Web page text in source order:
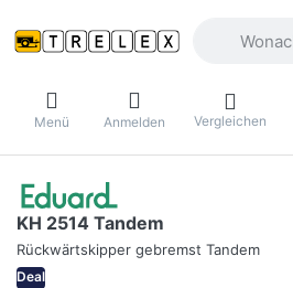
Menü Anmelden Vergleichen
KH 2514 Tandem
Rückwärtskipper gebremst Tandem
Deal